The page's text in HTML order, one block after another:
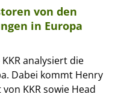
von den
in Europa
analysiert die
Dabei kommt Henry
von KKR sowie Head